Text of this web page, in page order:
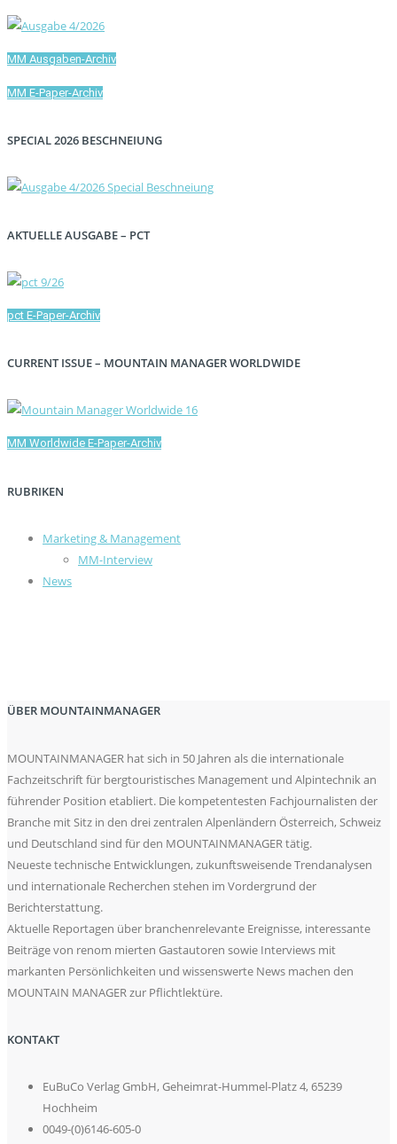
MM Ausgaben-Archiv
MM E-Paper-Archiv
SPECIAL 2026 BESCHNEIUNG
AKTUELLE AUSGABE – PCT
pct E-Paper-Archiv
CURRENT ISSUE – MOUNTAIN MANAGER WORLDWIDE
MM Worldwide E-Paper-Archiv
RUBRIKEN
Marketing & Management
MM-Interview
News
ÜBER MOUNTAINMANAGER
MOUNTAINMANAGER hat sich in 50 Jahren als die internationale
Fachzeitschrift für bergtouristisches Management und Alpintechnik an
führender Position etabliert. Die kompetentesten Fachjournalisten der
Branche mit Sitz in den drei zentralen Alpenländern Österreich, Schweiz
und Deutschland sind für den MOUNTAINMANAGER tätig.
Neueste technische Entwicklungen, zukunftsweisende Trendanalysen
und internationale Recherchen stehen im Vordergrund der
Berichterstattung.
Aktuelle Reportagen über branchenrelevante Ereignisse, interessante
Beiträge von renom mierten Gastautoren sowie Interviews mit
markanten Persönlichkeiten und wissenswerte News machen den
MOUNTAIN MANAGER zur Pflichtlektüre.
KONTAKT
EuBuCo Verlag GmbH, Geheimrat-Hummel-Platz 4, 65239
Hochheim
0049-(0)6146-605-0